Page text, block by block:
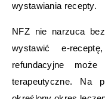
wystawiania recepty.
NFZ nie narzuca
wystawić e-
refundacyjne
terapeutyczne. Na